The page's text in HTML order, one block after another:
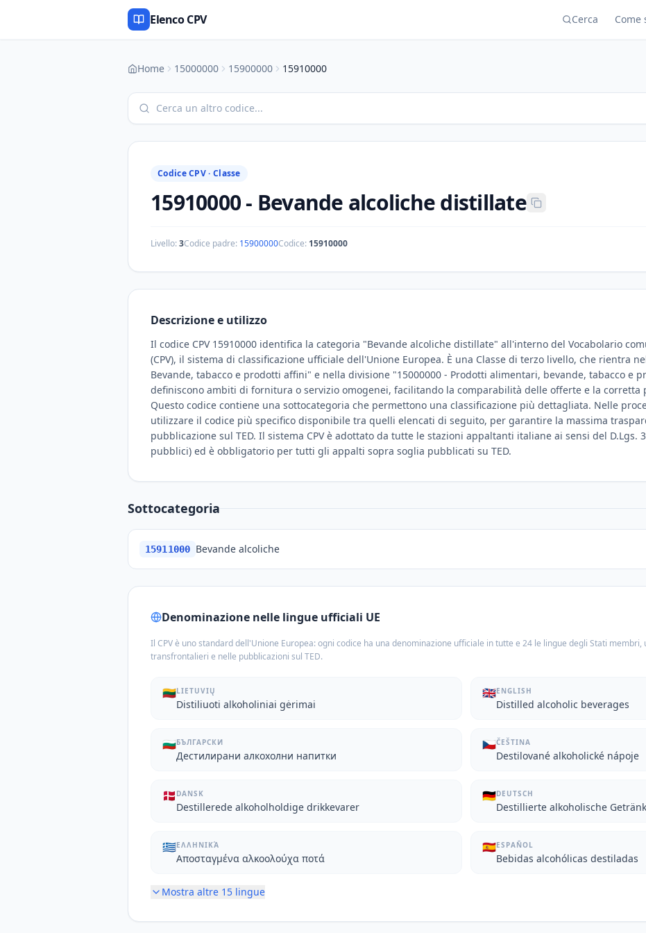
Elenco CPV Cerca Come
Home 15000000 15900000 15910000
Codice CPV · Classe
15910000- Bevande alcoliche distillate
Livello:3Codice padre: 15900000Codice: 15910000
Descrizione e utilizzo
Il codice CPV 15910000 identifica la categoria "Bevande alcoliche distillate" all'interno del Vocabolario
(CPV), il sistema di classificazione ufficiale dell'Unione Europea. È una Classe di terzo livello, che rientra
Bevande, tabacco e prodotti affini" e nella divisione "15000000 - Prodotti alimentari, bevande, tabacco e
definiscono ambiti di fornitura o servizio omogenei, facilitando la comparabilità delle offerte e la corretta
Questo codice contiene una sottocategoria che permettono una classificazione più dettagliata. Nelle
utilizzare il codice più specifico disponibile tra quelli elencati di seguito, per garantire la massima
pubblicazione sul TED. Il sistema CPV è adottato da tutte le stazioni appaltanti italiane ai sensi del D.Lgs.
pubblici) ed è obbligatorio per tutti gli appalti sopra soglia pubblicati su TED.
Sottocategoria
15911000 Bevande alcoliche
Denominazione nelle lingue ufficiali UE
Il CPV è uno standard dell'Unione Europea: ogni codice ha una denominazione ufficiale in tutte e 24 le lingue degli Stati
transfrontalieri e nelle pubblicazioni sul TED.
🇱🇹LIETUVIŲ
Distiliuoti alkoholiniai gėrimai
🇬🇧ENGLISH
Distilled alcoholic beverages
🇧🇬БЪЛГАРСКИ
Дестилирани алкохолни напитки
🇨🇿ČEŠTINA
Destilované alkoholické nápoje
🇩🇰 DANSK
Destillerede alkoholholdige drikkevarer
🇩🇪DEUTSCH
Destillierte alkoholische
🇬🇷ΕΛΛΗΝΙΚΆ
Αποσταγμένα αλκοολούχα ποτά
🇪🇸ESPAÑOL
Bebidas alcohólicas destiladas
Mostra altre 15 lingue